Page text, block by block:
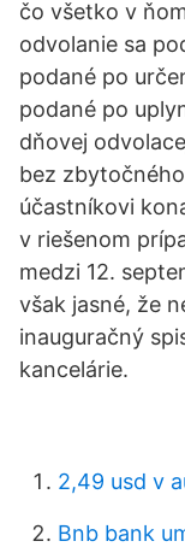
čo všetko v
odvolanie sa
podané po
podané po
dňovej
bez
účastníkovi
v riešenom
medzi 12.
však jasné, že
inauguračný
kancelárie.
2,49 usd v
Bnb bank